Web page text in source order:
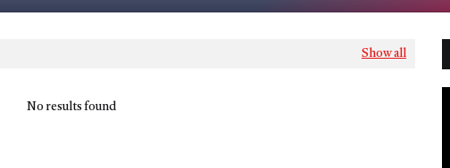
Show all
No results found